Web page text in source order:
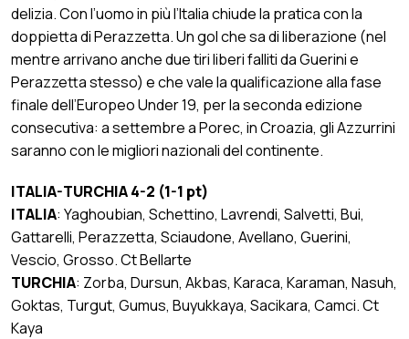
delizia. Con l’uomo in più l’Italia chiude la pratica con la
doppietta di Perazzetta. Un gol che sa di liberazione (nel
mentre arrivano anche due tiri liberi falliti da Guerini e
Perazzetta stesso) e che vale la qualificazione alla fase
finale dell’Europeo Under 19, per la seconda edizione
consecutiva: a settembre a Porec, in Croazia, gli Azzurrini
saranno con le migliori nazionali del continente.
ITALIA-TURCHIA 4-2 (1-1 pt)
ITALIA: Yaghoubian, Schettino, Lavrendi, Salvetti, Bui,
Gattarelli, Perazzetta, Sciaudone, Avellano, Guerini,
Vescio, Grosso. Ct Bellarte
TURCHIA: Zorba, Dursun, Akbas, Karaca, Karaman, Nasuh,
Goktas, Turgut, Gumus, Buyukkaya, Sacikara, Camci. Ct
Kaya